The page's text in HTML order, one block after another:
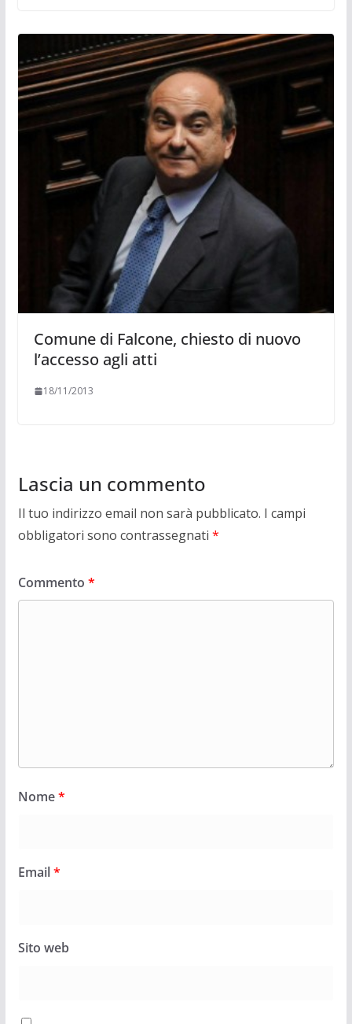
Comune di Falcone, chiesto di nuovo
l’accesso agli atti
18/11/2013
Lascia un commento
Il tuo indirizzo email non sarà pubblicato. I campi
obbligatori sono contrassegnati *
Commento *
Nome*
Email*
Sito web